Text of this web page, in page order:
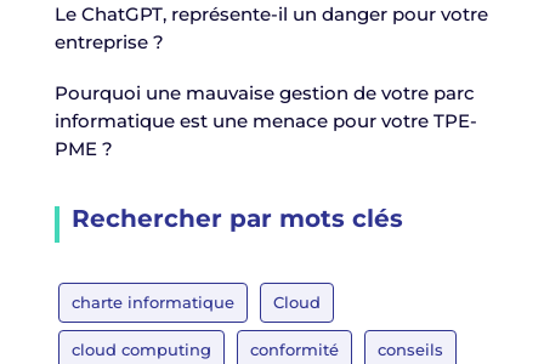
Le ChatGPT, représente-il un danger pour votre
entreprise ?
Pourquoi une mauvaise gestion de votre parc
informatique est une menace pour votre TPE-
PME ?
Rechercher par mots clés
charte informatique Cloud
cloud computing conformité conseils